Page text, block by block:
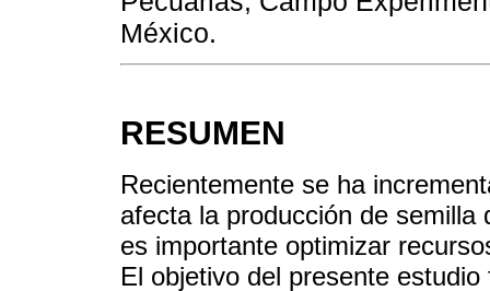
México.
RESUMEN
Recientemente se ha
afecta la producción de semilla
es importante optimizar
El objetivo del presente